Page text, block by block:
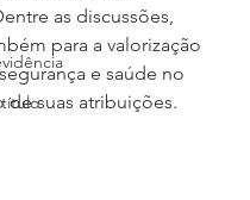
as discussões,
para a valorização
e saúde no
de suas atribuições.